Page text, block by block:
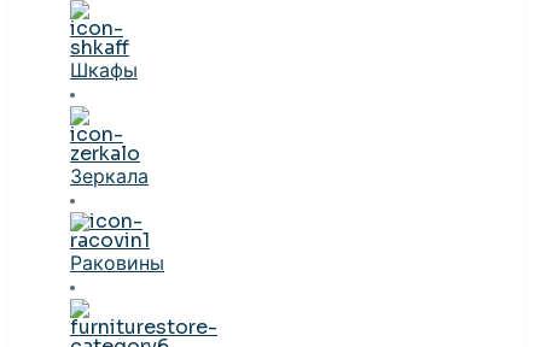
Шкафы
Зеркала
Раковины